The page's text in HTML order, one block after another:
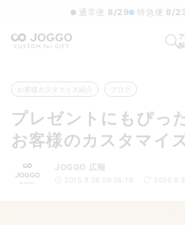
通常便 8/29 特急便 8/
お客様カスタマイズ紹介 ブログ
プレゼントにもぴっ
お客様のカスタマイ
JOGGO 広報
2015.9.29 09:05:18